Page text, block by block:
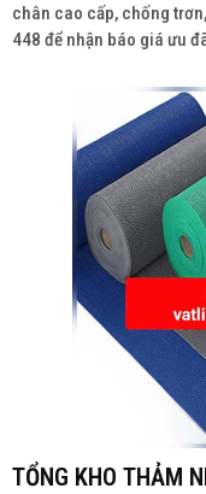
chân cao cấp, chống
448 để nhận báo giá ưu
TỔNG KHO THẢM